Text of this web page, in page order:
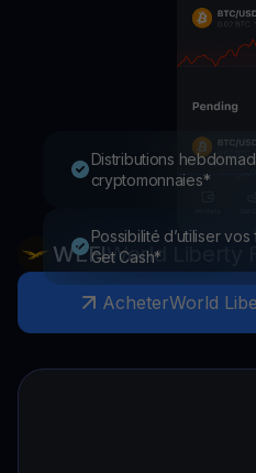
Distributions
cryptomonnaies*
Possibilité d’utiliser
Get Cash*
WLFIWorld Liberty
AcheterWorld